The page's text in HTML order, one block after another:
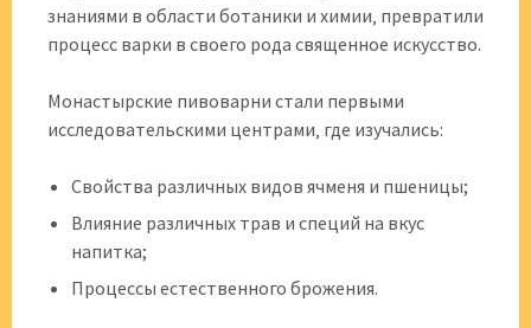
знаниями в области ботаники и химии‚ превратили
процесс варки в своего рода священное искусство.
Монастырские пивоварни стали первыми
исследовательскими центрами‚ где изучались:
Свойства различных видов ячменя и пшеницы;
Влияние различных трав и специй на вкус
напитка;
Процессы естественного брожения.